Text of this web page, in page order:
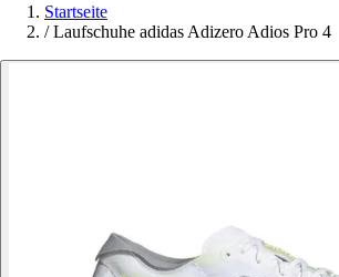
Startseite
/ Laufschuhe adidas Adizero Adios Pro 4